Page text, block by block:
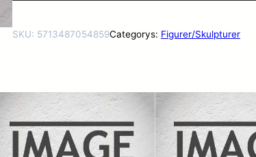
SKU: 5713487054859Categorys: Figurer/Skulpturer